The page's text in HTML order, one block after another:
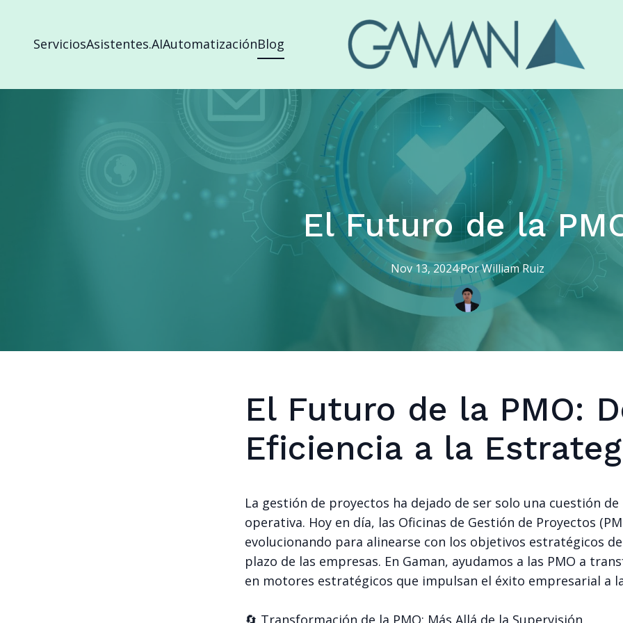
ServiciosAsistentes.AIAutomatizaciónBlog
El Futuro de la
Nov 13, 2024·PorWilliam Ruiz
El Futuro de la PMO:
Eficiencia a la
La gestión de proyectos ha dejado de ser solo una cuestión de
operativa. Hoy en día, las Oficinas de Gestión de Proyectos
evolucionando para alinearse con los objetivos estratégicos
plazo de las empresas. En Gaman, ayudamos a las PMO a
en motores estratégicos que impulsan el éxito empresarial a
🔄 Transformación de la PMO: Más Allá de la Supervisión